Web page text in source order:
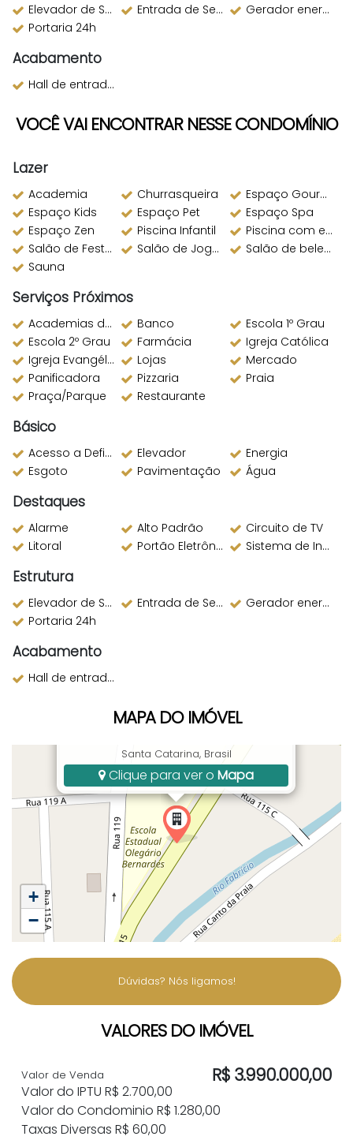
Elevador de Serviço Entrada de Serviço
Gerador energia
Portaria 24h
Acabamento
Hall de entrada decorado
VOCÊ VAI ENCONTRAR NESSE CONDOMÍNIO
Lazer
Academia Churrasqueira
Espaço Gourmet
Espaço Kids
Espaço Pet
Espaço Spa
Espaço Zen
Piscina Infantil
Piscina com espelho d´água
Salão de Festas
Salão de Jogos
Salão de beleza
Sauna
Serviços Próximos
Academias de ginástica Banco
Escola 1º Grau
Escola 2º Grau
Farmácia
Igreja Católica
Igreja Evangélica
Lojas
Mercado
Panificadora
Pizzaria
Praia
Praça/Parque
Restaurante
Básico
Acesso a Deficientes Elevador
Energia
Esgoto
Pavimentação Água
Destaques
Alarme Alto Padrão
Circuito de TV
Litoral
Portão Eletrônico Sistema de Incêndio
Estrutura
Elevador de Serviço Entrada de Serviço
Gerador energia
Portaria 24h
Acabamento
Hall de entrada decorado
MAPA DO IMÓVEL
Santa Catarina, Brasil
Clique para ver o Mapa
+
−
Dúvidas? Nós ligamos!
VALORES DO IMÓVEL
R$ 3.990.000,00
Valor de Venda
Valor do IPTU R$ 2.700,00
Valor do Condominio R$ 1.280,00
Taxas Diversas R$ 60,00